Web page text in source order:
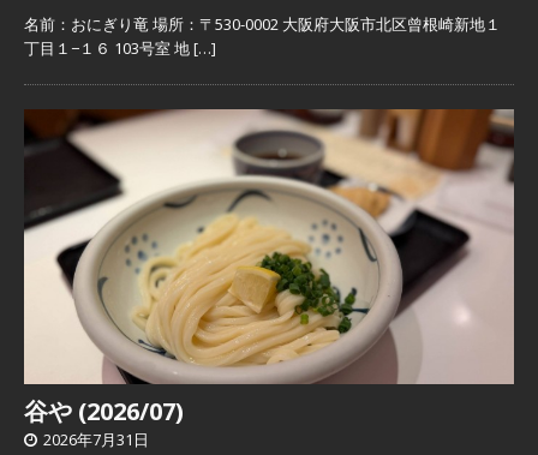
名前：おにぎり竜 場所：〒530-0002 大阪府大阪市北区曾根崎新地１
丁目１−１６ 103号室 地[…]
谷や (2026/07)
2026年7月31日